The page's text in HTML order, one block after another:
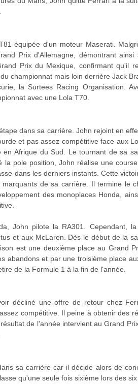
équipée d'un moteur Maserati.
Prix d'Allemagne, démontrant
Prix du Mexique, confirmant qu'il
championnat mais loin derrière Jack
la Surtees Racing Organisation.
avec une Lola T70.
dans sa carrière. John rejoint en
et pas assez compétitive face aux
Afrique du Sud. Le tournant de sa
la pole position, John réalise une
dans les derniers instants. Cette
de sa carrière. Il termine le
des monoplaces Honda,
John pilote la RA301. Cependant,
et aux McLaren. Dès le début de la
est une deuxième place au Grand
abandons et par une troisième place
de la Formule 1 à la fin de l'année.
décliné une offre de retour chez
compétitive. Il peine à obtenir des
de l'année intervient au Grand
sa carrière car il décide alors de
qu'une seule fois sixième lors des